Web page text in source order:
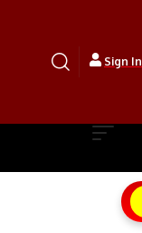
Sign In